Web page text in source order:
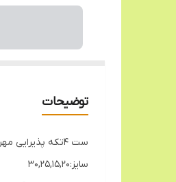
توضیحات
ست 4تکه پذیرایی مهره دار گرد
سایز:30,25,15,20